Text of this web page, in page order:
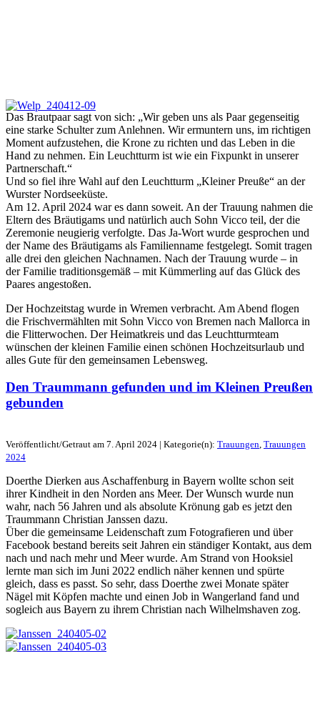
Das Brautpaar sagt von sich: „Wir geben uns als Paar gegenseitig
eine starke Schulter zum Anlehnen. Wir ermuntern uns, im richtigen
Moment aufzustehen, die Krone zu richten und das Leben in die
Hand zu nehmen. Ein Leuchtturm ist wie ein Fixpunkt in unserer
Partnerschaft.“
Und so fiel ihre Wahl auf den Leuchtturm „Kleiner Preuße“ an der
Wurster Nordseeküste.
Am 12. April 2024 war es dann soweit. An der Trauung nahmen die
Eltern des Bräutigams und natürlich auch Sohn Vicco teil, der die
Zeremonie neugierig verfolgte. Das Ja-Wort wurde gesprochen und
der Name des Bräutigams als Familienname festgelegt. Somit tragen
alle drei den gleichen Nachnamen. Nach der Trauung wurde – in
der Familie traditionsgemäß – mit Kümmerling auf das Glück des
Paares angestoßen.
Der Hochzeitstag wurde in Wremen verbracht. Am Abend flogen
die Frischvermählten mit Sohn Vicco von Bremen nach Mallorca in
die Flitterwochen. Der Heimatkreis und das Leuchtturmteam
wünschen der kleinen Familie einen schönen Hochzeitsurlaub und
alles Gute für den gemeinsamen Lebensweg.
Den Traummann gefunden und im Kleinen Preußen
gebunden
Veröffentlicht/Getraut am 7. April 2024 | Kategorie(n): Trauungen, Trauungen
2024
Doerthe Dierken aus Aschaffenburg in Bayern wollte schon seit
ihrer Kindheit in den Norden ans Meer. Der Wunsch wurde nun
wahr, nach 56 Jahren und als absolute Krönung gab es jetzt den
Traummann Christian Janssen dazu.
Über die gemeinsame Leidenschaft zum Fotografieren und über
Facebook bestand bereits seit Jahren ein ständiger Kontakt, aus dem
nach und nach mehr und Meer wurde. Am Strand von Hooksiel
lernte man sich im Juni 2022 endlich näher kennen und spürte
gleich, dass es passt. So sehr, dass Doerthe zwei Monate später
Nägel mit Köpfen machte und einen Job in Wangerland fand und
sogleich aus Bayern zu ihrem Christian nach Wilhelmshaven zog.